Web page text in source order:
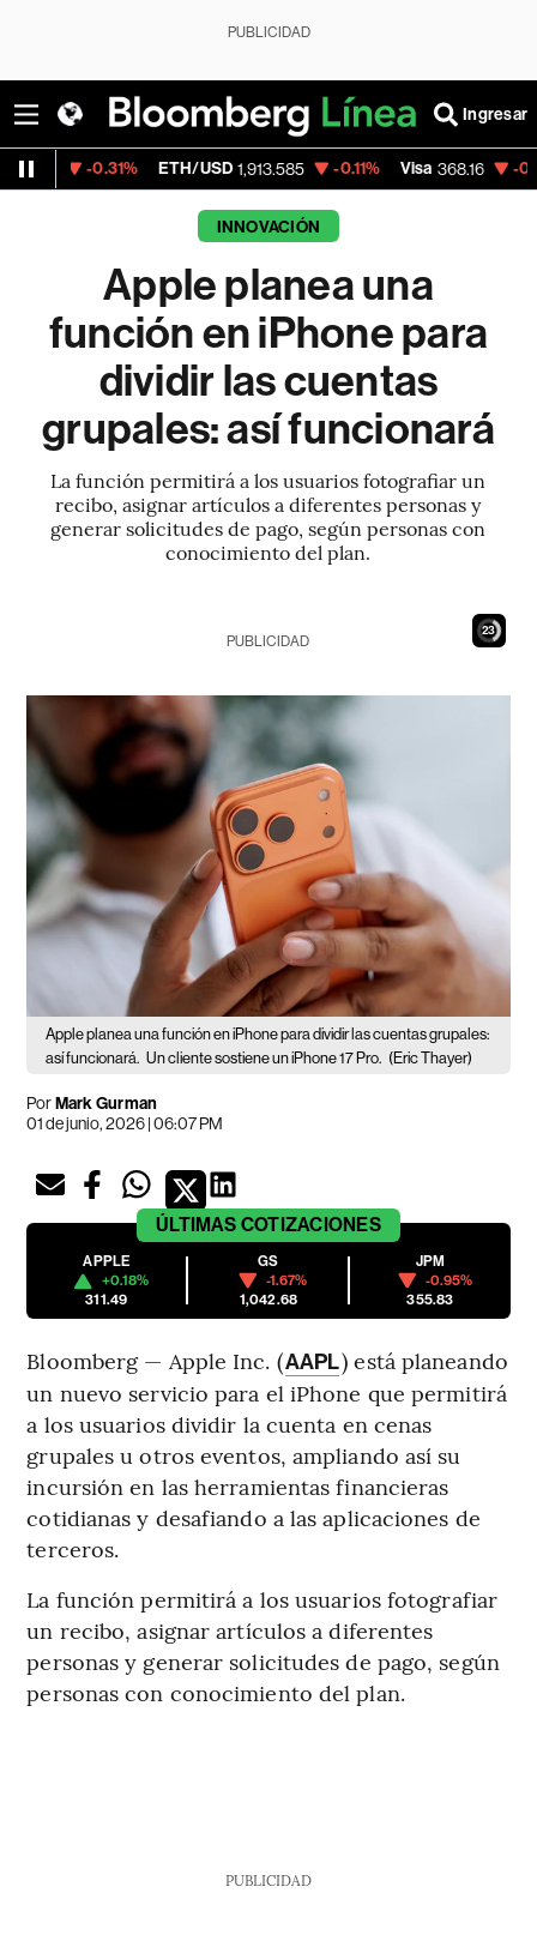
PUBLICIDAD
Ingresar
ETH/USD 1,913.585 -0.11% Visa 368.16 -0.10%
INNOVACIÓN
Apple planea una
función en iPhone para
dividir las cuentas
grupales: así funcionará
La función permitirá a los usuarios fotografiar un
recibo, asignar artículos a diferentes personas y
generar solicitudes de pago, según personas con
conocimiento del plan.
21
PUBLICIDAD
Apple planea una función en iPhone para dividir las cuentas grupales:
así funcionará. Un cliente sostiene un iPhone 17 Pro. (Eric Thayer)
PorMark Gurman
01 de junio, 2026 | 06:07 PM
ÚLTIMAS COTIZACIONES
APPLE
+0.18%
311.49
GS
-1.67%
1,042.68
JPM
-0.95%
355.83
Bloomberg — Apple Inc. (AAPL) está planeando
un nuevo servicio para el iPhone que permitirá
a los usuarios dividir la cuenta en cenas
grupales u otros eventos, ampliando así su
incursión en las herramientas financieras
cotidianas y desafiando a las aplicaciones de
terceros.
La función permitirá a los usuarios fotografiar
un recibo, asignar artículos a diferentes
personas y generar solicitudes de pago, según
personas con conocimiento del plan.
PUBLICIDAD